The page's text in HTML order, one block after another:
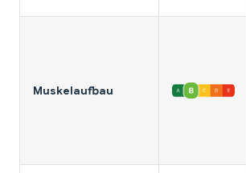
Muskelaufbau